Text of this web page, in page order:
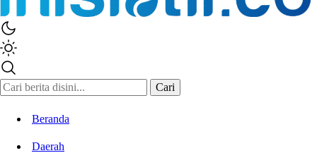
Cari
Beranda
Daerah